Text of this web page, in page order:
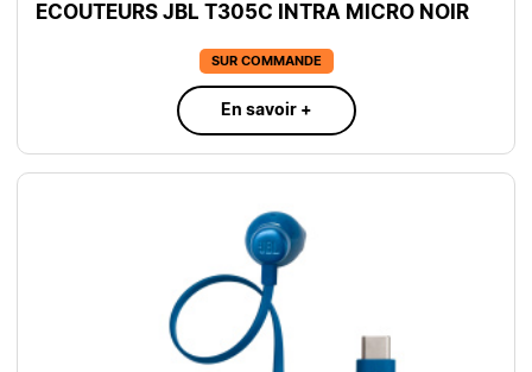
ECOUTEURS JBL T305C INTRA MICRO NOIR
SUR COMMANDE
En savoir +